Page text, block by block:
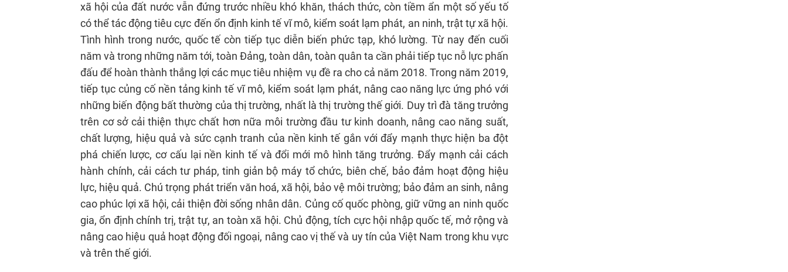
xã hội của đất nước vẫn đứng trước nhiều khó khăn, thách thức, còn tiềm ẩn một số yếu tố
có thể tác động tiêu cực đến ổn định kinh tế vĩ mô, kiểm soát lạm phát, an ninh, trật tự xã hội.
Tình hình trong nước, quốc tế còn tiếp tục diễn biến phức tạp, khó lường. Từ nay đến cuối
năm và trong những năm tới, toàn Đảng, toàn dân, toàn quân ta cần phải tiếp tục nỗ lực phấn
đấu để hoàn thành thắng lợi các mục tiêu nhiệm vụ đề ra cho cả năm 2018. Trong năm 2019,
tiếp tục củng cố nền tảng kinh tế vĩ mô, kiểm soát lạm phát, nâng cao năng lực ứng phó với
những biến động bất thường của thị trường, nhất là thị trường thế giới. Duy trì đà tăng trưởng
trên cơ sở cải thiện thực chất hơn nữa môi trường đầu tư kinh doanh, nâng cao năng suất,
chất lượng, hiệu quả và sức cạnh tranh của nền kinh tế gắn với đẩy mạnh thực hiện ba đột
phá chiến lược, cơ cấu lại nền kinh tế và đổi mới mô hình tăng trưởng. Đẩy mạnh cải cách
hành chính, cải cách tư pháp, tinh giản bộ máy tổ chức, biên chế, bảo đảm hoạt động hiệu
lực, hiệu quả. Chú trọng phát triển văn hoá, xã hội, bảo vệ môi trường; bảo đảm an sinh, nâng
cao phúc lợi xã hội, cải thiện đời sống nhân dân. Củng cố quốc phòng, giữ vững an ninh quốc
gia, ổn định chính trị, trật tự, an toàn xã hội. Chủ động, tích cực hội nhập quốc tế, mở rộng và
nâng cao hiệu quả hoạt động đối ngoại, nâng cao vị thế và uy tín của Việt Nam trong khu vực
và trên thế giới.